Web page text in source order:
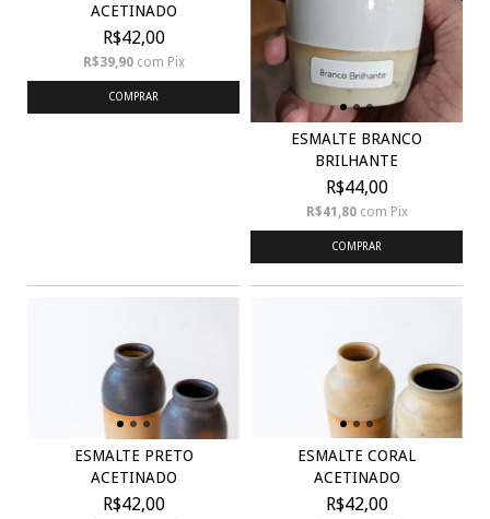
ACETINADO
R$42,00
R$39,90 com Pix
COMPRAR
ESMALTE BRANCO
BRILHANTE
R$44,00
R$41,80 com Pix
COMPRAR
ESMALTE PRETO
ACETINADO
R$42,00
ESMALTE CORAL
ACETINADO
R$42,00